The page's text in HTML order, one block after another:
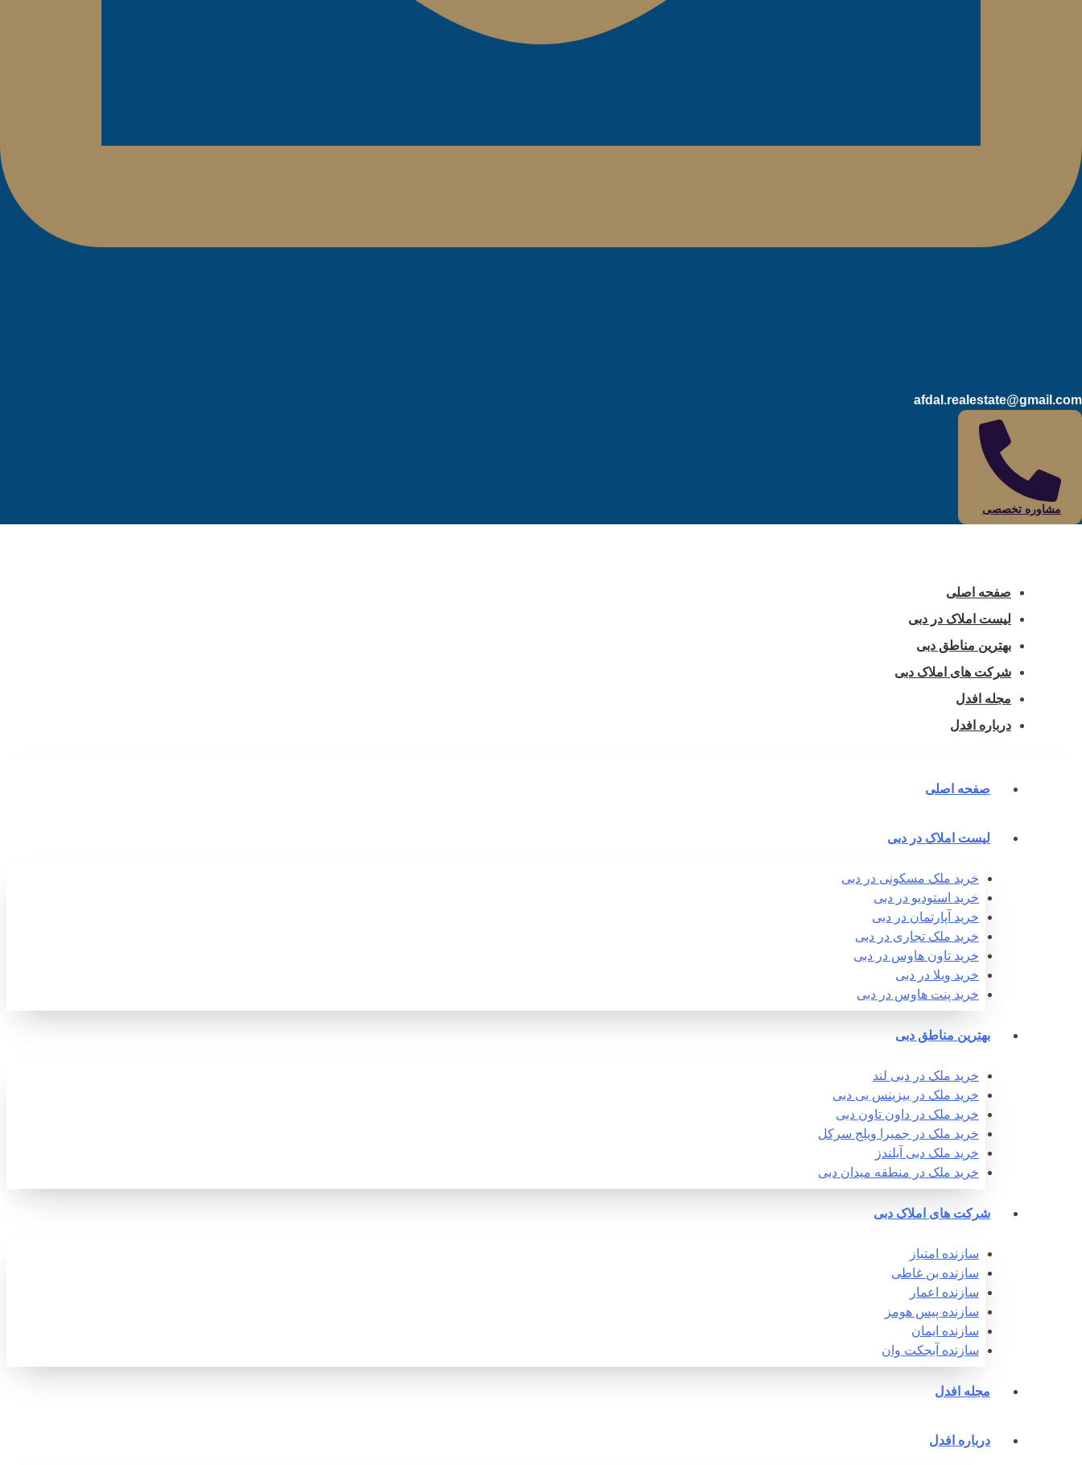
afdal.realestate@gmail.com
مشاوره تخصصی
صفحه اصلی
لیست املاک در دبی
بهترین مناطق دبی
شرکت های املاک دبی
مجله افدل
درباره افدل
صفحه اصلی
لیست املاک در دبی
خرید ملک مسکونی در دبی
خرید استودیو در دبی
خرید آپارتمان در دبی
خرید ملک تجاری در دبی
خرید تاون هاوس در دبی
خرید ویلا در دبی
خرید پنت هاوس در دبی
بهترین مناطق دبی
خرید ملک در دبی لند
خرید ملک در بیزینس بی دبی
خرید ملک در داون تاون دبی
خرید ملک در جمیرا ویلج سرکل
خرید ملک دبی آیلندز
خرید ملک در منطقه میدان دبی
شرکت های املاک دبی
سازنده امتیاز
سازنده بن غاطی
سازنده اعمار
سازنده پیس هومز
سازنده ایمان
سازنده آبجکت وان‎
مجله افدل
درباره افدل